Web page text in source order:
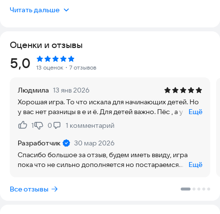
В игре нужно угадывать буквы и составлять слова по
Простая, яркая и полезная — подходит как для
самостоятельной игры, так и для занятий с родителями.
Каждая карточка содержит картинку, которая
ассоциируется с определённой буквой. Ребёнок должен
затем составить слово. Такой формат помогает
формировать устойчивые связи между визуальными
образами и буквами, развивает логическое мышление и
зрительную память.
Особенности игры:
- Угадывание букв по картинкам
- Составление слов из букв
- Развитие речи, памяти и внимания
- Подходит для детей от 2 лет и старше
Читать дальше
Оценки и отзывы
Рейтинг:
5,0 13 оценок ・7 отзывов
Людмила 13 янв 2026
Хорошая игра. То что искала для начинающих детей. Но
у вас нет разницы в е и ё. Для детей важно. Пёс , а у вас
пес. Небольша трудность при удаление 1 ребенка, не
видно на планшете куда нажимать.
Ещё
Нравится:
1Не нравится:
0 1 комментарий
Разработчик
30 мар 2026
Спасибо большое за отзыв, будем иметь ввиду, игра
пока что не сильно дополняется но постараемся
Ещё
Все отзывы